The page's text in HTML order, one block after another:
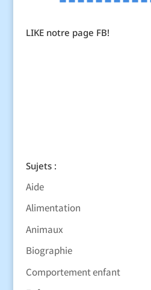
LIKE notre page FB!
Sujets :
Aide
Alimentation
Animaux
Biographie
Comportement enfant